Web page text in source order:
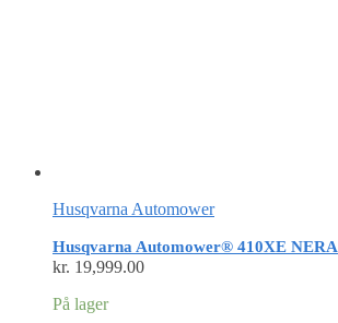
Husqvarna Automower
Husqvarna Automower® 410XE NERA
kr. 19,999.00
På lager